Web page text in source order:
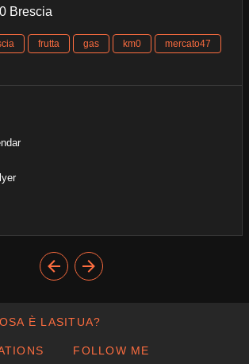
Brescia
frutta gas km0
mercato47
È LASITUA?
FOLLOW ME